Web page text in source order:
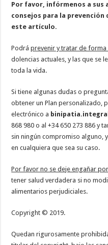
Por favor, infórmenos a sus
consejos para la
este artículo.
Podráprevenir y tratar de forma
dolencias actuales, y las que se
toda la vida.
Si tiene algunas dudas o
obtener un Plan personalizado,
electrónico a
868 980 o al +34 650 273 886 y
sin ningún compromiso alguno,
en cualquiera que sea su caso.
Por favor no se deje engañar
tener salud verdadera si no
alimentarios perjudiciales.
Copyright © 2019.
Quedan rigurosamente